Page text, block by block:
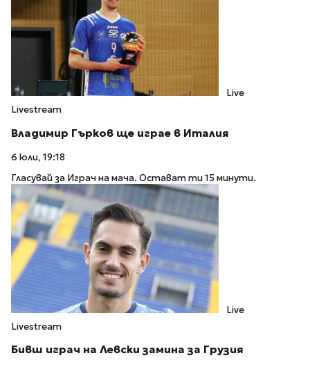
Live
Livestream
Владимир Гърков ще играе в Италия
6 юли, 19:18
Гласувай за Играч на мача. Остават ти 15 минути.
Live
Livestream
Бивш играч на Левски замина за Грузия